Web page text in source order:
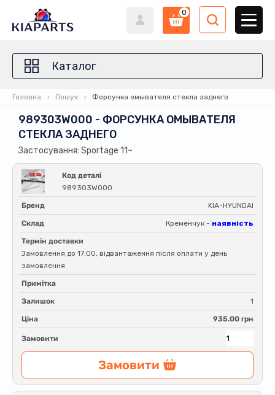
0
Каталог
Головна Пошук Форсунка омывателя стекла заднего
989303W000 - ФОРСУНКА ОМЫВАТЕЛЯ
СТЕКЛА ЗАДНЕГО
Застосування: Sportage 11~
Код деталі
989303W000
Бренд KIA-HYUNDAI
Склад Кременчук - наявність
Термін доставки
Замовлення до 17:00, відвантаження після оплати у день
замовлення
Примітка
Залишок 1
Ціна 935.00 грн
Замовити
Замовити